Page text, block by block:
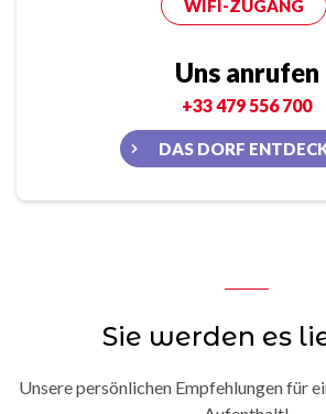
WIFI-ZUGANG
Uns anrufen
+33 479 556 700
DAS DORF
Sie werden es
Unsere persönlichen Empfehlungen für